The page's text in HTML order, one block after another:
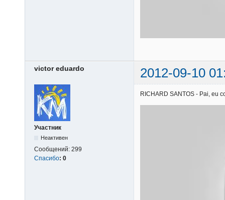
victor eduardo 2012-09-10
Участник
Неактивен
Сообщений: 299
Спасибо: 0
RICHARD SANTOS - Pai, eu